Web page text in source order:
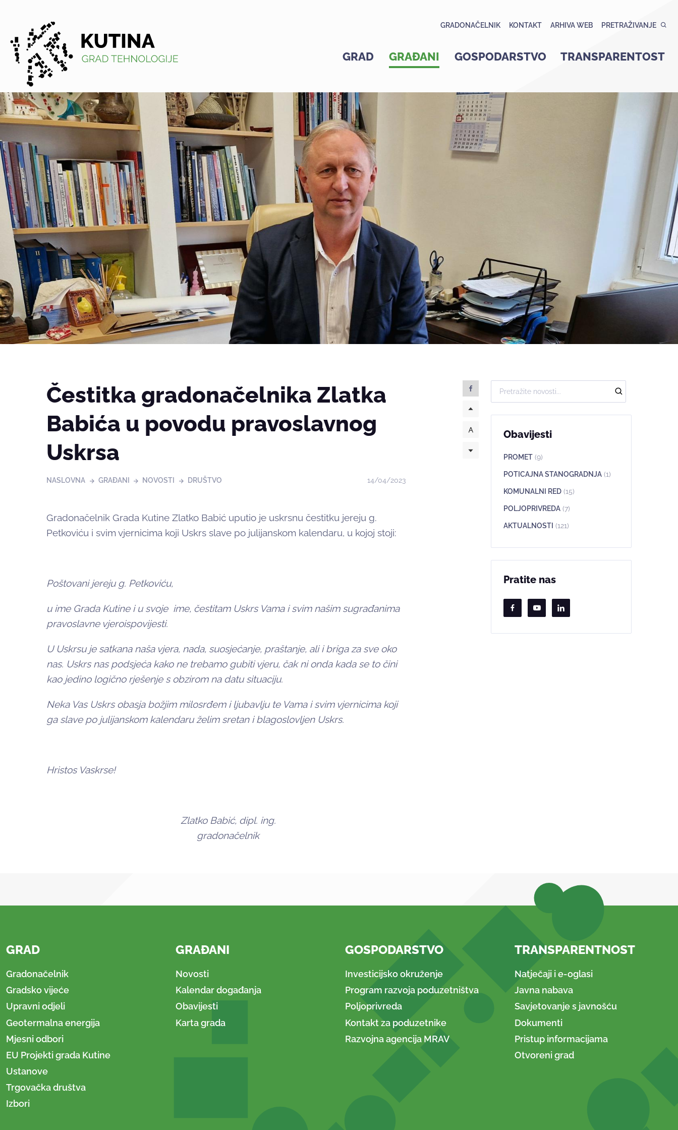
Kutina
GRADONAČELNIK KONTAKT ARHIVA WEB PRETRAŽIVANJE
GRAD GRAĐANI GOSPODARSTVO TRANSPARENTOST
Čestitka gradonačelnika Zlatka
Babića u povodu pravoslavnog
Uskrsa
NASLOVNA GRAĐANI NOVOSTI DRUŠTVO 14/04/2023
Gradonačelnik Grada Kutine Zlatko Babić uputio je uskrsnu čestitku jereju g.
Petkoviću i svim vjernicima koji Uskrs slave po julijanskom kalendaru, u kojoj stoji:
Poštovani jereju g. Petkoviću,
u ime Grada Kutine i u svoje ime, čestitam Uskrs Vama i svim našim sugrađanima
pravoslavne vjeroispovijesti.
U Uskrsu je satkana naša vjera, nada, suosjećanje, praštanje, ali i briga za sve oko
nas. Uskrs nas podsjeća kako ne trebamo gubiti vjeru, čak ni onda kada se to čini
kao jedino logično rješenje s obzirom na datu situaciju.
Neka Vas Uskrs obasja božjim milosrđem i ljubavlju te Vama i svim vjernicima koji
ga slave po julijanskom kalendaru želim sretan i blagoslovljen Uskrs.
Hristos Vaskrse!
Zlatko Babić, dipl. ing.
gradonačelnik
Obavijesti
PROMET (9)
POTICAJNA STANOGRADNJA (1)
KOMUNALNI RED (15)
POLJOPRIVREDA (7)
AKTUALNOSTI (121)
Pratite nas
GRAD
Gradonačelnik
Gradsko vijeće
Upravni odjeli
Geotermalna energija
Mjesni odbori
EU Projekti grada Kutine
Ustanove
Trgovačka društva
Izbori
GRAĐANI
Novosti
Kalendar događanja
Obavijesti
Karta grada
GOSPODARSTVO
Investicijsko okruženje
Program razvoja poduzetništva
Poljoprivreda
Kontakt za poduzetnike
Razvojna agencija MRAV
TRANSPARENTNOST
Natječaji i e-oglasi
Javna nabava
Savjetovanje s javnošću
Dokumenti
Pristup informacijama
Otvoreni grad